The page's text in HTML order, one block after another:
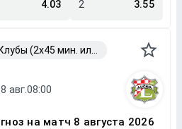
4.03 2 3.55
на матч 8 августа 2026